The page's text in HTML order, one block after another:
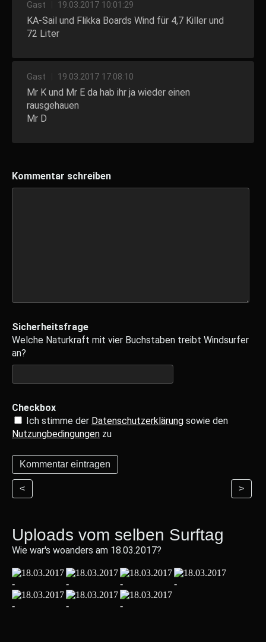
Gast 19.03.2017 10:01:29
KA-Sail und Flikka Boards Wind für 4,7 Killer und
72 Liter
Gast 19.03.2017 17:08:10
Mr K und Mr E da hab ihr ja wieder einen
rausgehauen
Mr D
Kommentar schreiben
Sicherheitsfrage
Welche Naturkraft mit vier Buchstaben treibt Windsurfer
an?
Checkbox
Ich stimme der Datenschutzerklärung sowie den
Nutzungbedingungen zu
< >
Uploads vom selben Surftag
Wie war's woanders am 18.03.2017?